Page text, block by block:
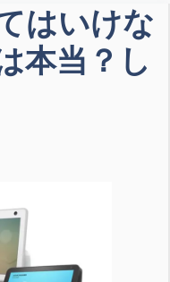
はいけな
本当？し